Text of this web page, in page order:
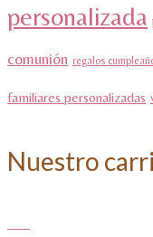
personalizada
comunión regalos
familiares personalizadas
Nuestro